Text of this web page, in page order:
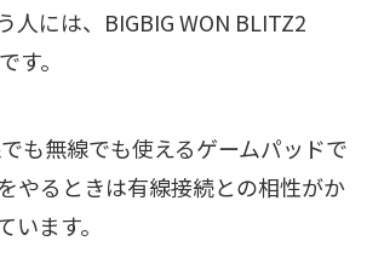
人には、BIGBIG WON BLITZ2
す。
も無線でも使えるゲームパッドで
やるときは有線接続との相性がか
ます。